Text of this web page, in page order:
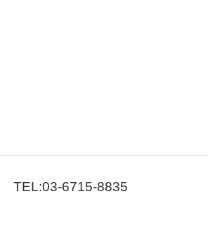
TEL:03-6715-8835